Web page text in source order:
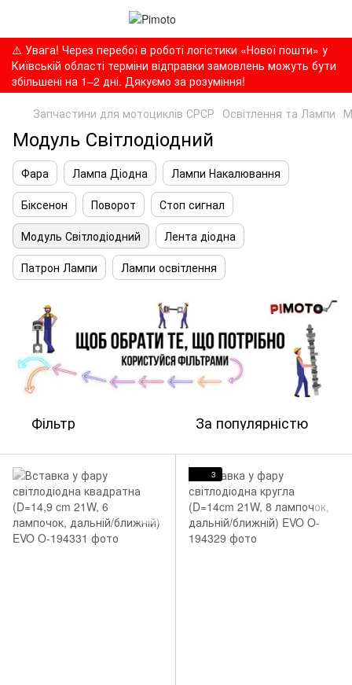
⚠️ Увага! Через перебої в роботі логістики «Нової пошти» у
Київській області терміни відправки замовлень можуть бути
збільшені на 1–2 дні. Дякуємо за розуміння!
Запчастини для мотоциклів СРСР Освітлення та Лампи
Модуль Світлодіодний
Фара Лампа Діодна
Лампи Накалювання
Біксенон
Поворот
Стоп сигнал
Модуль Світлодіодний
Лента діодна
Патрон Лампи
Лампи освітлення
Фільтр За популярністю
3